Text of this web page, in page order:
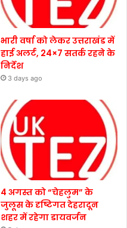
भारी वर्षा को लेकर उत्तराखंड में
हाई अलर्ट, 24×7 सतर्क रहने के
निर्देश
3 days ago
4 अगस्त को “चेहलुम” के
जुलूस के दृष्टिगत देहरादून
शहर में रहेगा डायवर्जन